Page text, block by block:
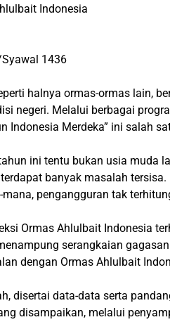
Indonesia
1436
halnya ormas-ormas lain,
negeri. Melalui berbagai
Indonesia Merdeka” ini salah
ini tentu bukan usia muda
banyak masalah
pengangguran tak
Ormas Ahlulbait Indonesia
serangkaian
dengan Ormas Ahlulbait
disertai data-data serta
disampaikan, melalui